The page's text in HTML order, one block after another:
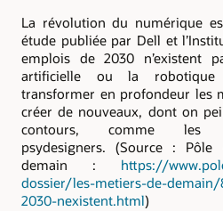
La révolution du numérique
étude publiée par Dell et
emplois de 2030 n’existent
artificielle ou la
transformer en profondeur les
créer de nouveaux, dont on
contours, comme
psydesigners. (Source :
demain : https://
dossier/les-metiers-de-
2030-nexistent.html)